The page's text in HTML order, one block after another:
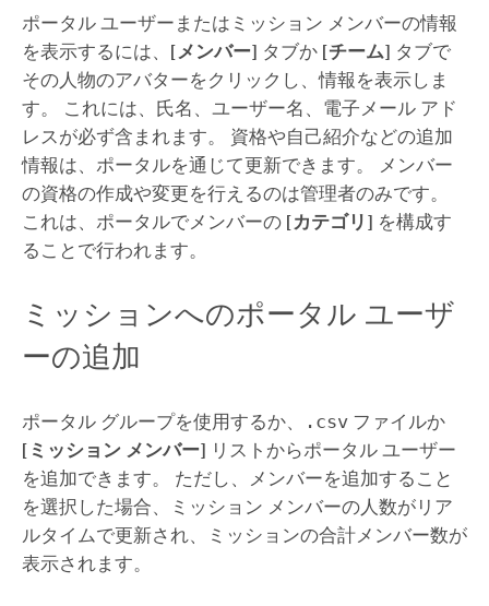
ポータル ユーザーまたはミッション メンバーの情報
を表示するには、 [メンバー] タブか [チーム] タブで
その人物のアバターをクリックし、情報を表示しま
す。 これには、氏名、ユーザー名、電子メール アド
レスが必ず含まれます。 資格や自己紹介などの追加
情報は、ポータルを通じて更新できます。 メンバー
の資格の作成や変更を行えるのは管理者のみです。
これは、ポータルでメンバーの [カテゴリ] を構成す
ることで行われます。
ミッションへのポータル ユーザ
ーの追加
ポータル グループを使用するか、 .csvファイルか
[ミッション メンバー] リストからポータル ユーザー
を追加できます。 ただし、メンバーを追加すること
を選択した場合、ミッション メンバーの人数がリア
ルタイムで更新され、ミッションの合計メンバー数が
表示されます。